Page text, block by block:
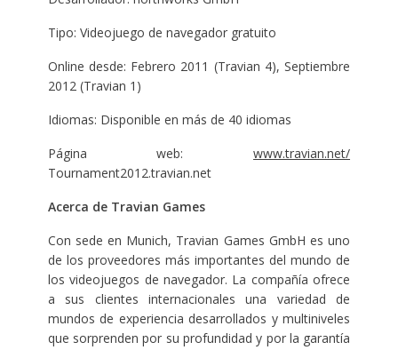
Tipo: Videojuego de navegador gratuito
Online desde: Febrero 2011 (Travian 4), Septiembre
2012 (Travian 1)
Idiomas: Disponible en más de 40 idiomas
Página web:www.travian.net/
Tournament2012.travian.net
Acerca de Travian Games
Con sede en Munich, Travian Games GmbH es uno
de los proveedores más importantes del mundo de
los videojuegos de navegador. La compañía ofrece
a sus clientes internacionales una variedad de
mundos de experiencia desarrollados y multiniveles
que sorprenden por su profundidad y por la garantía